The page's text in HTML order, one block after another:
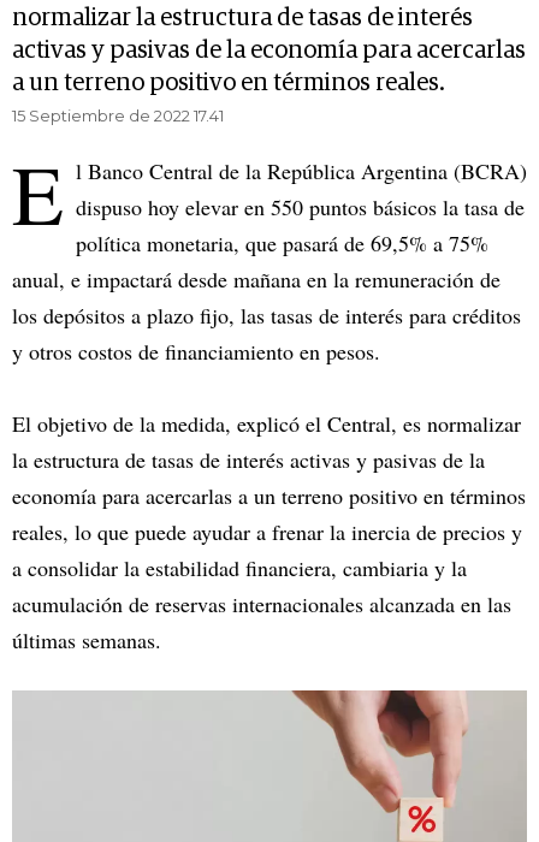
normalizar la estructura de tasas de interés
activas y pasivas de la economía para acercarlas
a un terreno positivo en términos reales.
15 Septiembre de 2022 17.41
E l Banco Central de la República Argentina (BCRA)
dispuso hoy elevar en 550 puntos básicos la tasa de
política monetaria, que pasará de 69,5% a 75%
anual, e impactará desde mañana en la remuneración de
los depósitos a plazo fijo, las tasas de interés para créditos
y otros costos de financiamiento en pesos.
El objetivo de la medida, explicó el Central, es normalizar
la estructura de tasas de interés activas y pasivas de la
economía para acercarlas a un terreno positivo en términos
reales, lo que puede ayudar a frenar la inercia de precios y
a consolidar la estabilidad financiera, cambiaria y la
acumulación de reservas internacionales alcanzada en las
últimas semanas.